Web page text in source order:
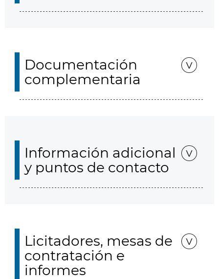
Documentación
complementaria
Información adicional
y puntos de contacto
Licitadores, mesas de
contratación e
informes